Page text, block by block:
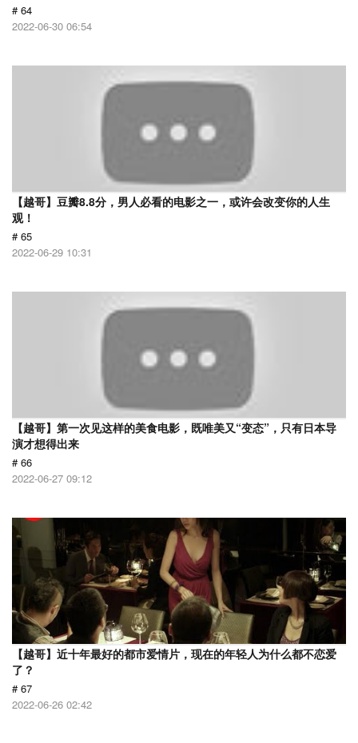
# 64
2022-06-30 06:54
【越哥】豆瓣8.8分，男人必看的电影之一，或许会改变你的人生
观！
# 65
2022-06-29 10:31
【越哥】第一次见这样的美食电影，既唯美又“变态”，只有日本导
演才想得出来
# 66
2022-06-27 09:12
【越哥】近十年最好的都市爱情片，现在的年轻人为什么都不恋爱
了？
# 67
2022-06-26 02:42